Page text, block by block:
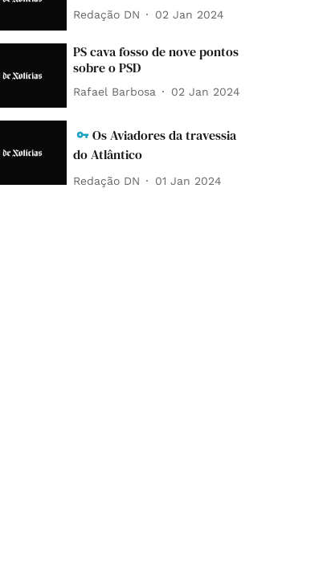
Redação DN 02 Jan 2024
PS cava fosso de nove pontos
sobre o PSD
Rafael Barbosa 02 Jan 2024
Os Aviadores da travessia
do Atlântico
Redação DN 01 Jan 2024